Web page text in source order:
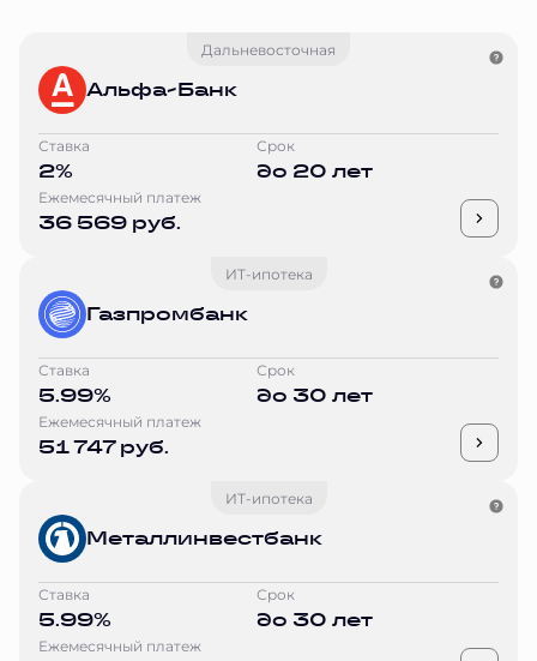
Дальневосточная
Альфа-Банк
Ставка
2%
Срок
до 20 лет
Ежемесячный платеж
36 569 руб.
ИТ-ипотека
Газпромбанк
Ставка
5.99%
Срок
до 30 лет
Ежемесячный платеж
51 747 руб.
ИТ-ипотека
Металлинвестбанк
Ставка
5.99%
Срок
до 30 лет
Ежемесячный платеж